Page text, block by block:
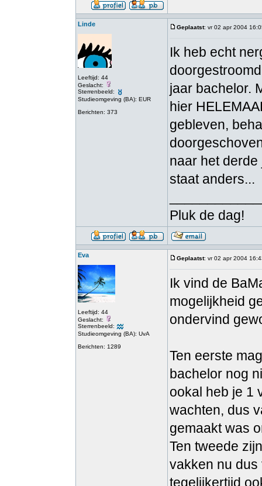
Linde
Leeftijd: 44
Geslacht:
Sterrenbeeld:
Studieomgeving (BA): EUR
Berichten: 373
Geplaatst: vr 02 apr 2004
Ik heb echt
jaar bachelor.
hier
gebleven,
naar het
staat anders...
Pluk de dag!
Eva
Leeftijd: 44
Geslacht:
Sterrenbeeld:
Studieomgeving (BA): UvA
Berichten: 1289
Geplaatst: vr 02 apr 2004
Ik vind de
mogelijkheid
ondervind
Ten eerste
bachelor nog
ookal heb je 1
wachten, dus
gemaakt was
Ten tweede
vakken nu
tegelijkertijd